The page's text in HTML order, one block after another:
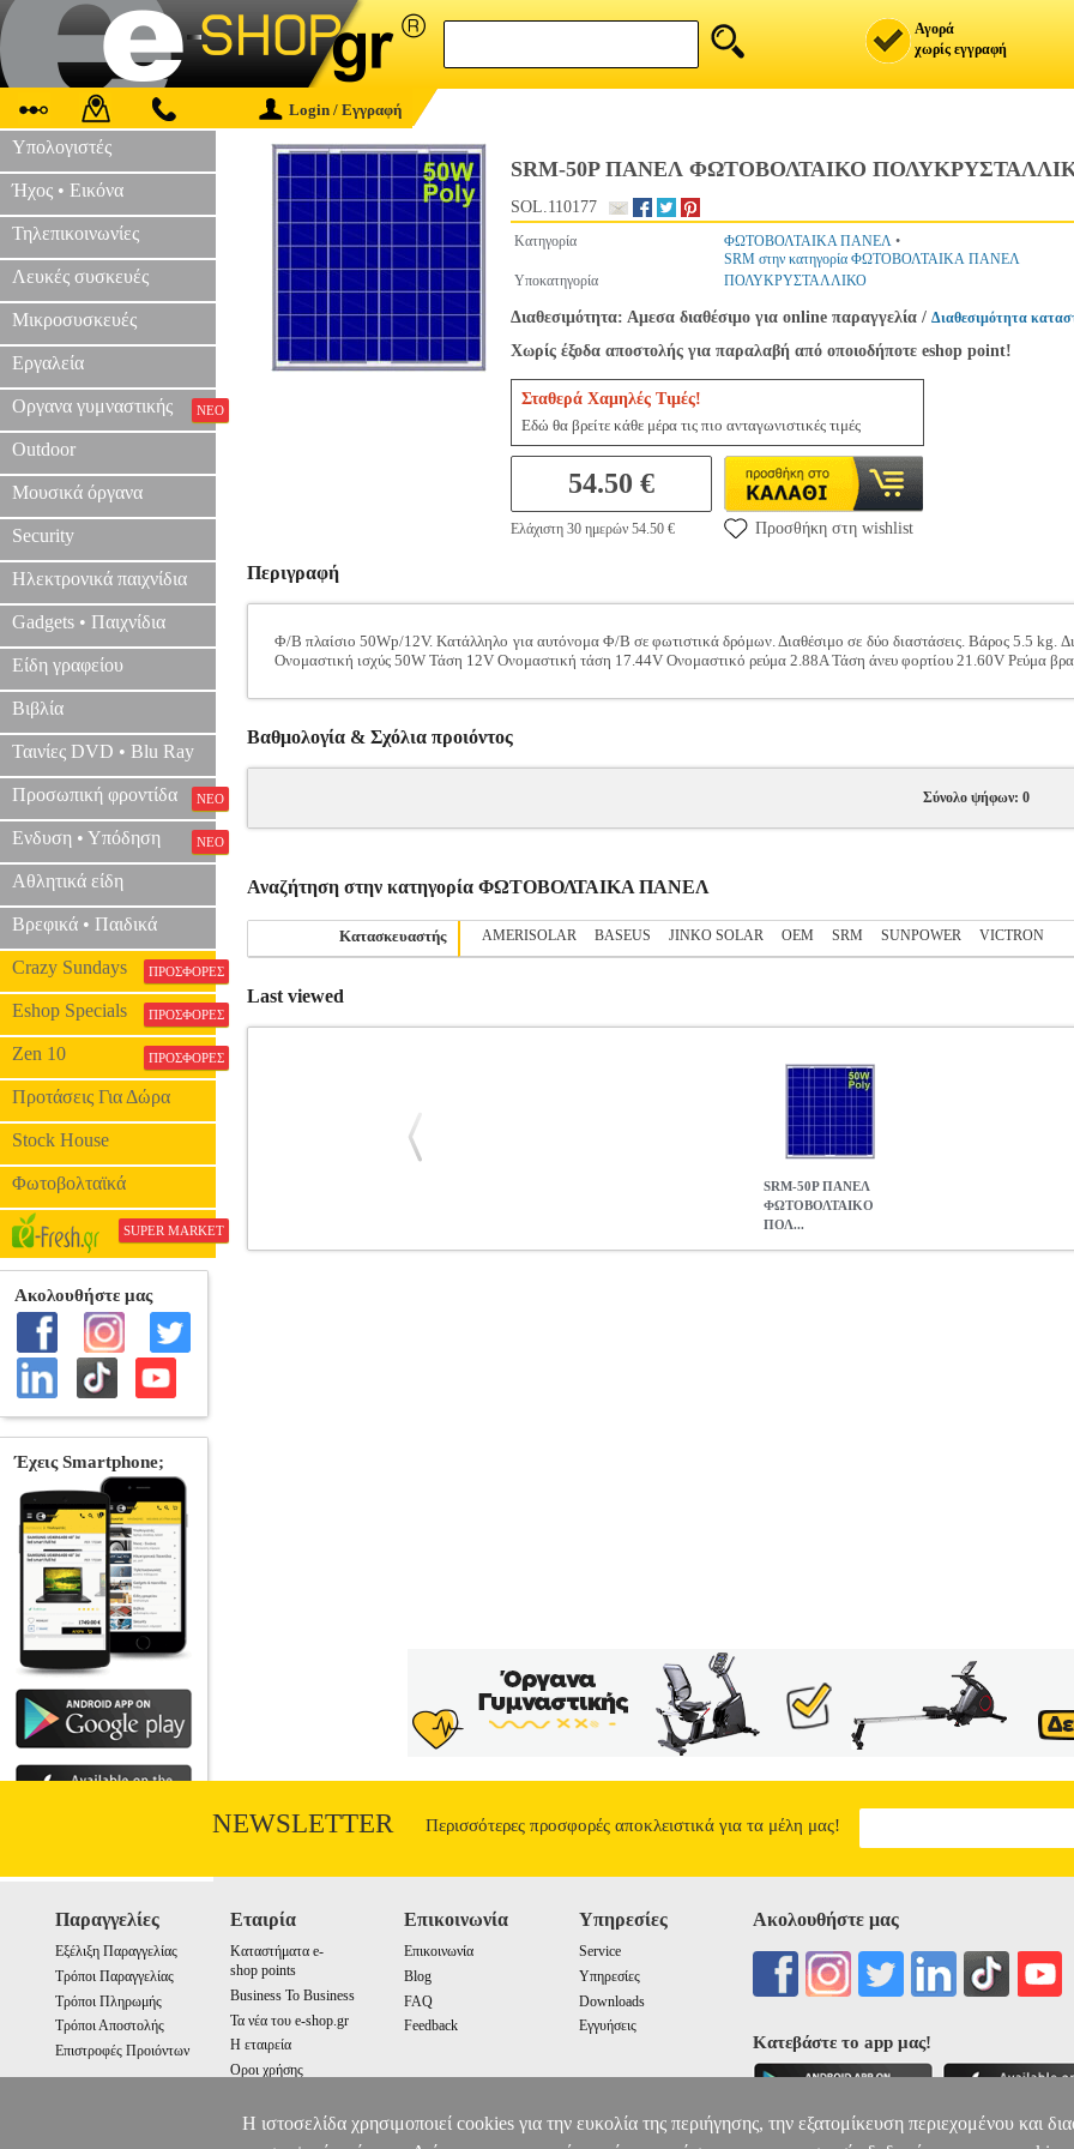
Αγορά
χωρίς εγγραφή
Login / Εγγραφή
Υπολογιστές
Ήχος • Εικόνα
Τηλεπικοινωνίες
Λευκές συσκευές
Μικροσυσκευές
Εργαλεία
Οργανα γυμναστικής ΝΕΟ
Outdoor
Μουσικά όργανα
Security
Ηλεκτρονικά παιχνίδια
Gadgets • Παιχνίδια
Είδη γραφείου
Βιβλία
Ταινίες DVD • Blu Ray
Προσωπική φροντίδα ΝΕΟ
Ενδυση • Υπόδηση ΝΕΟ
Αθλητικά είδη
Βρεφικά • Παιδικά
Crazy Sundays ΠΡΟΣΦΟΡΕΣ
Eshop Specials ΠΡΟΣΦΟΡΕΣ
Zen 10 ΠΡΟΣΦΟΡΕΣ
Προτάσεις Για Δώρα
Stock House
Φωτοβολταϊκά
SUPER MARKET
SRM-50P ΠΑΝΕΛ ΦΩΤΟΒΟΛΤΑΙΚΟ
SOL.110177
Κατηγορία ΦΩΤΟΒΟΛΤΑΙΚΑ ΠΑΝΕΛ •
SRM στην κατηγορία ΦΩΤΟΒΟΛΤΑΙΚΑ ΠΑΝΕΛ
Υποκατηγορία
ΠΟΛΥΚΡΥΣΤΑΛΛΙΚΟ
Διαθεσιμότητα: Αμεσα διαθέσιμο για online παραγγελία / Διαθεσιμότητα
Χωρίς έξοδα αποστολής για παραλαβή από οποιοδήποτε eshop point!
Σταθερά Χαμηλές Τιμές!
Εδώ θα βρείτε κάθε μέρα τις πιο ανταγωνιστικές τιμές
54.50 €
Ελάχιστη 30 ημερών 54.50 € Προσθήκη στη wishlist
Περιγραφή
Φ/B πλαίσιο 50Wp/12V. Κατάλληλο για αυτόνομα Φ/Β σε φωτιστικά δρόμων. Διαθέσιμο σε δύο διαστάσεις. Βάρος 5.5 kg.
Ονομαστική ισχύς 50W Τάση 12V Ονομαστική τάση 17.44V Ονομαστικό ρεύμα 2.88A Τάση άνευ φορτίου 21.60V Ρεύμα
Βαθμολογία & Σχόλια προιόντος
Σύνολο ψήφων: 0
Αναζήτηση στην κατηγορία ΦΩΤΟΒΟΛΤΑΙΚΑ ΠΑΝΕΛ
Κατασκευαστής AMERISOLAR BASEUS JINKO SOLAR OEM SRM SUNPOWER VICTRON
Last viewed
SRM-50P ΠΑΝΕΛ
ΦΩΤΟΒΟΛΤΑΙΚΟ
ΠΟΛ...
NEWSLETTER Περισσότερες προσφορές αποκλειστικά για τα μέλη μας!
Παραγγελίες
Εξέλιξη Παραγγελίας
Τρόποι Παραγγελίας
Τρόποι Πληρωμής
Τρόποι Αποστολής
Επιστροφές Προιόντων
Εταιρία
Καταστήματα e-
shop points
Business To Business
Τα νέα του e-shop.gr
Η εταιρεία
Οροι χρήσης
Επικοινωνία
Επικοινωνία
Blog
FAQ
Feedback
Υπηρεσίες
Service
Υπηρεσίες
Downloads
Εγγυήσεις
Ακολουθήστε μας
Κατεβάστε το app μας!
Η ιστοσελίδα χρησιμοποιεί cookies για την ευκολία της περιήγησης, την εξατομίκευση περιεχομένου και